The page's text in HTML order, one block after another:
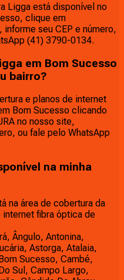
Ligga está disponível no
clique em
informe seu CEP e número,
(41) 3790-0134.
em Bom Sucesso
bairro?
e planos de internet
Bom Sucesso clicando
no nosso site,
ou fale pelo WhatsApp
na minha
na área de cobertura da
fibra óptica de
Ângulo, Antonina,
Astorga, Atalaia,
Sucesso, Cambé,
Sul, Campo Largo,